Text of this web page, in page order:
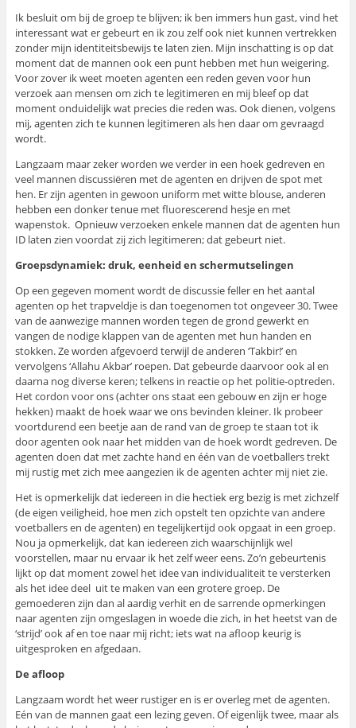
Ik besluit om bij de groep te blijven; ik ben immers hun gast, vind het
interessant wat er gebeurt en ik zou zelf ook niet kunnen vertrekken
zonder mijn identiteitsbewijs te laten zien. Mijn inschatting is op dat
moment dat de mannen ook een punt hebben met hun weigering.
Voor zover ik weet moeten agenten een reden geven voor hun
verzoek aan mensen om zich te legitimeren en mij bleef op dat
moment onduidelijk wat precies die reden was. Ook dienen, volgens
mij, agenten zich te kunnen legitimeren als hen daar om gevraagd
wordt.
Langzaam maar zeker worden we verder in een hoek gedreven en
veel mannen discussiëren met de agenten en drijven de spot met
hen. Er zijn agenten in gewoon uniform met witte blouse, anderen
hebben een donker tenue met fluorescerend hesje en met
wapenstok. Opnieuw verzoeken enkele mannen dat de agenten hun
ID laten zien voordat zij zich legitimeren; dat gebeurt niet.
Groepsdynamiek: druk, eenheid en schermutselingen
Op een gegeven moment wordt de discussie feller en het aantal
agenten op het trapveldje is dan toegenomen tot ongeveer 30. Twee
van de aanwezige mannen worden tegen de grond gewerkt en
vangen de nodige klappen van de agenten met hun handen en
stokken. Ze worden afgevoerd terwijl de anderen ‘Takbir!’ en
vervolgens ‘Allahu Akbar’ roepen. Dat gebeurde daarvoor ook al en
daarna nog diverse keren; telkens in reactie op het politie-optreden.
Het cordon voor ons (achter ons staat een gebouw en zijn er hoge
hekken) maakt de hoek waar we ons bevinden kleiner. Ik probeer
voortdurend een beetje aan de rand van de groep te staan tot ik
door agenten ook naar het midden van de hoek wordt gedreven. De
agenten doen dat met zachte hand en één van de voetballers trekt
mij rustig met zich mee aangezien ik de agenten achter mij niet zie.
Het is opmerkelijk dat iedereen in die hectiek erg bezig is met zichzelf
(de eigen veiligheid, hoe men zich opstelt ten opzichte van andere
voetballers en de agenten) en tegelijkertijd ook opgaat in een groep.
Nou ja opmerkelijk, dat kan iedereen zich waarschijnlijk wel
voorstellen, maar nu ervaar ik het zelf weer eens. Zo’n gebeurtenis
lijkt op dat moment zowel het idee van individualiteit te versterken
als het idee deel uit te maken van een grotere groep. De
gemoederen zijn dan al aardig verhit en de sarrende opmerkingen
naar agenten zijn omgeslagen in woede die zich, in het heetst van de
‘strijd’ ook af en toe naar mij richt; iets wat na afloop keurig is
uitgesproken en afgedaan.
De afloop
Langzaam wordt het weer rustiger en is er overleg met de agenten.
Eén van de mannen gaat een lezing geven. Of eigenlijk twee, maar als